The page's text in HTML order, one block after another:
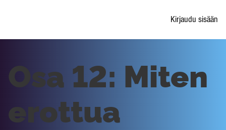
Kirjaudu sisään
Osa 12: Miten
erottua